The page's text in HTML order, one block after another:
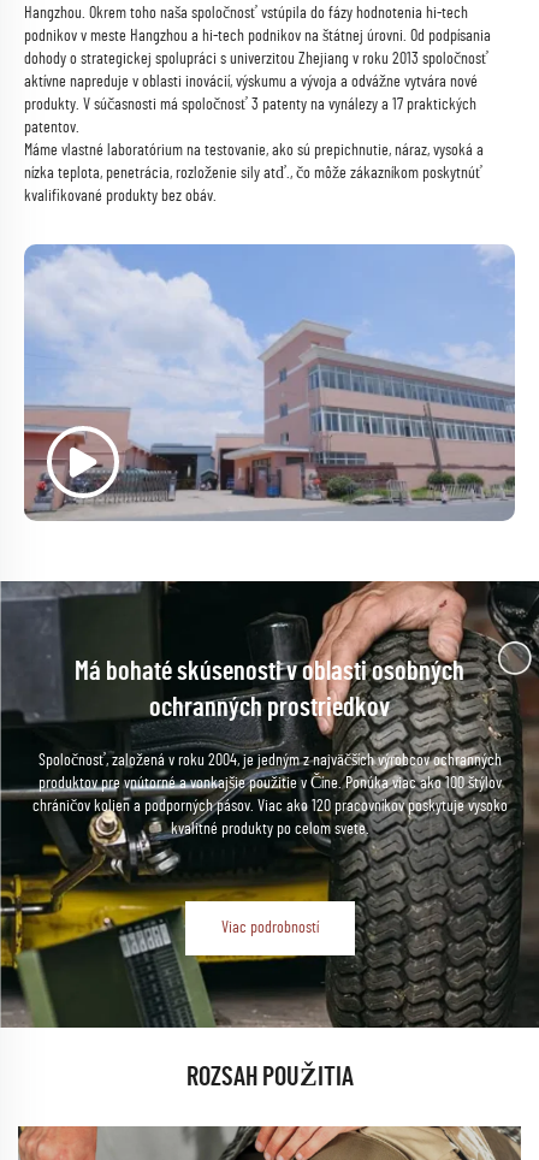
Hangzhou. Okrem toho naša spoločnosť vstúpila do fázy hodnotenia hi-tech
podnikov v meste Hangzhou a hi-tech podnikov na štátnej úrovni. Od podpísania
dohody o strategickej spolupráci s univerzitou Zhejiang v roku 2013 spoločnosť
aktívne napreduje v oblasti inovácií, výskumu a vývoja a odvážne vytvára nové
produkty. V súčasnosti má spoločnosť 3 patenty na vynálezy a 17 praktických
patentov.
Máme vlastné laboratórium na testovanie, ako sú prepichnutie, náraz, vysoká a
nízka teplota, penetrácia, rozloženie sily atď., čo môže zákazníkom poskytnúť
kvalifikované produkty bez obáv.
Má bohaté skúsenosti v oblasti osobných
ochranných prostriedkov
Spoločnosť, založená v roku 2004, je jedným z najväčších výrobcov ochranných
produktov pre vnútorné a vonkajšie použitie v Číne. Ponúka viac ako 100 štýlov
chráničov kolien a podporných pásov. Viac ako 120 pracovníkov poskytuje vysoko
kvalitné produkty po celom svete.
Viac podrobností
ROZSAH POUŽITIA